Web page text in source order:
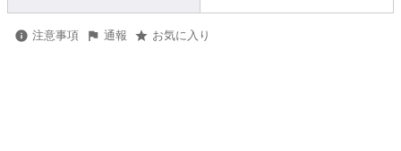
注意事項 通報 お気に入り